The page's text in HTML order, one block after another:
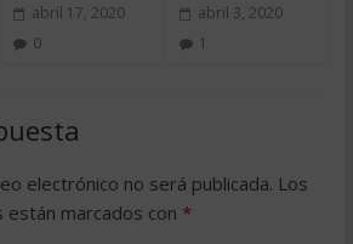
abril 17, 2020
0
abril 3, 2020
1
electrónico no será publicada. Los
marcados con *